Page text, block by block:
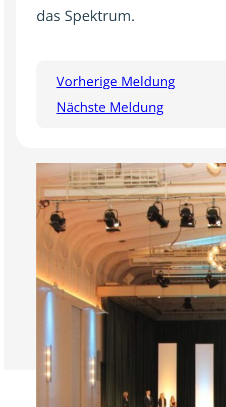
das Spektrum.
Vorherige Meldung
Nächste Meldung